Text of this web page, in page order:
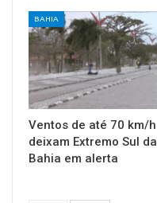
BAHIA
Ventos de até 70 km/h
deixam Extremo Sul da
Bahia em alerta